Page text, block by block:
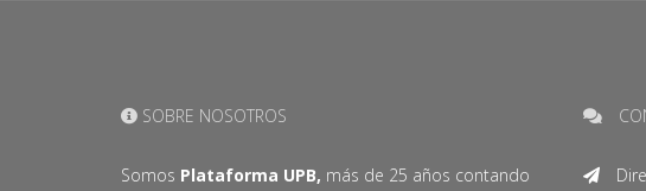
SOBRE NOSOTROS
Somos Plataforma UPB, más de 25 años contando